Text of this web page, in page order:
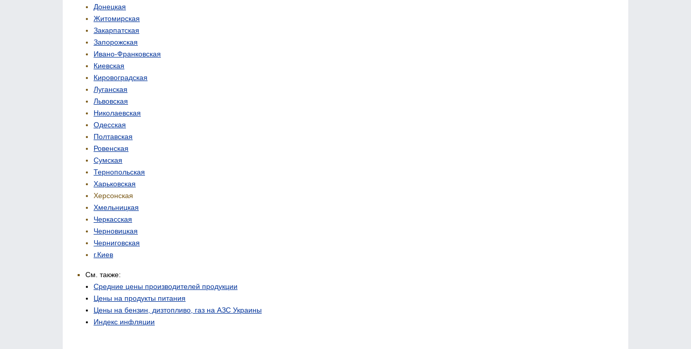
Донецкая
Житомирская
Закарпатская
Запорожская
Ивано-Франковская
Киевская
Кировоградская
Луганская
Львовская
Николаевская
Одесская
Полтавская
Ровенская
Сумская
Тернопольская
Харьковская
Херсонская
Хмельницкая
Черкасская
Черновицкая
Черниговская
г.Киев
См. также:
Средние цены производителей продукции
Цены на продукты питания
Цены на бензин, дизтопливо, газ на АЗС Украины
Индекс инфляции